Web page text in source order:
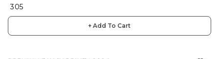
₹ 305
+ Add To Cart